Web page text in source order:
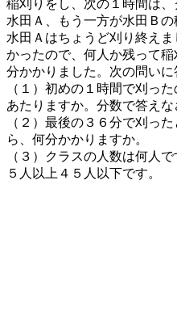
稲刈りをし、次の１時間は
水田Ａ、もう一方が水田Ｂの
水田Ａはちょうど刈り終え
かったので、何人か残って
分かかりました。次の問いに
（１）初めの１時間で刈っ
あたりますか。分数で答えな
（２）最後の３６分で刈っ
ら、何分かかりますか。
（３）クラスの人数は何人
５人以上４５人以下です。